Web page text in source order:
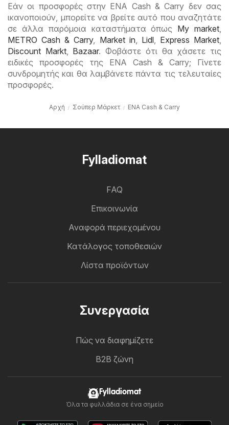
Εάν οι προσφορές στην ENA Cash & Carry δεν σας
ικανοποιούν, μπορείτε να βρείτε αυτό που αναζητάτε
σε άλλα παρόμοια καταστήματα όπως My market
METRO Cash & Carry, Market in, Lidl, Express Market
Discount Markt, Bazaar. Φοβάστε ότι θα χάσετε τις
ειδικές προσφορές της ENA Cash & Carry; Γίνετε
συνδρομητής και θα λαμβάνετε πάντα τις τελευταίες
προσφορές.
Αρχή Σούπερ Μάρκετ ENA Cash & Carry
Fylladiomat
FAQ
Επικοινωνία
Αναφορά περιεχομένου
Κατάλογος τοποθεσιών
Λίστα προϊόντων
Συνεργασία
Πώς να διαφημίζετε
B2B ζώνη
Fylladiomat
Όλα τα φυλλάδια σε ένα σημείο